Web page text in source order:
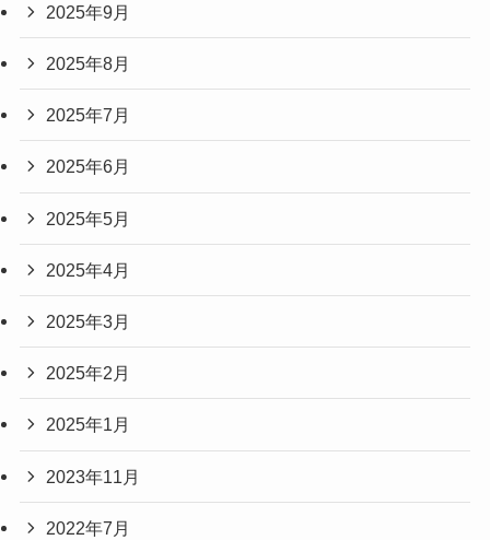
2025年9月
2025年8月
2025年7月
2025年6月
2025年5月
2025年4月
2025年3月
2025年2月
2025年1月
2023年11月
2022年7月